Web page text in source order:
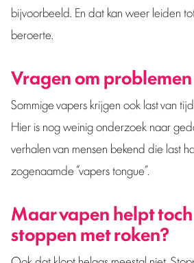
bijvoorbeeld. En dat kan weer leiden
beroerte.
Vragen om problemen
Sommige vapers krijgen ook last van
Hier is nog weinig onderzoek naar
verhalen van mensen bekend die last
zogenaamde “vapers tongue”.
Maar vapen helpt
stoppen met roken?